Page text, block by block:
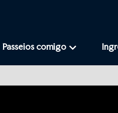
Passeios comigo